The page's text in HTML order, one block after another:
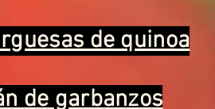
de quinoa
de garbanzos